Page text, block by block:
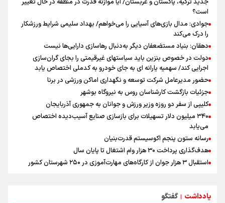
بازدهی اوراق دولتی در آستانه ۴۰ درصد/ سیگنال هشدار به بازار پول و
سرمایه
جدید ترکیه، پاکستان و عربستان/ آیا موازنه قدرت در منطقه در حال تغییر
است؟
جوادی: مدال بازی‌های آسیایی را می‌خواهم/ بهداد سلیمی شرایط ورزشکار
را درک می‌کند
دهقان: بنیاد مستضعفان دیگر به‌دنبال رهاسازی دارایی‌ها نیست
دولت در خصوص بنزین باید سیاستهای غیرقیمتی را بجای گران‌سازی
اجرایی کند/ سهمیه یارانه ای به جای خودرو به کدملی اختصاص یابد
حضور مدیرعامل شرکت توسعه و نگهداری اماکن ورزشی در برنا
جزئیات بازگشت کارشناسان روس به نیروگاه بوشهر
کلیپی از سفر دو روزه وزیر ورزش و جوانان به جمهوری آذربایجان
۳۴۰ میلیون دلار تسهیلات برای بازسازی صنایع آسیب‌دیده اختصاص
می‌یابد
رسانه ستون پنجم اکوسیستم قدرت‌بنیان
هدف‌گذاری پرداخت ۳۰ هزار وام اشتغال تا پایان سال
استقبال ۳ هزار جوان از کارگاه‌های مهارت‌آموزی در ۲۵۰ شهرستان کشور
آمریکاست و ارتباطی به مذاکرات ایران و عمان ندارد
یادداشت | گفتگو